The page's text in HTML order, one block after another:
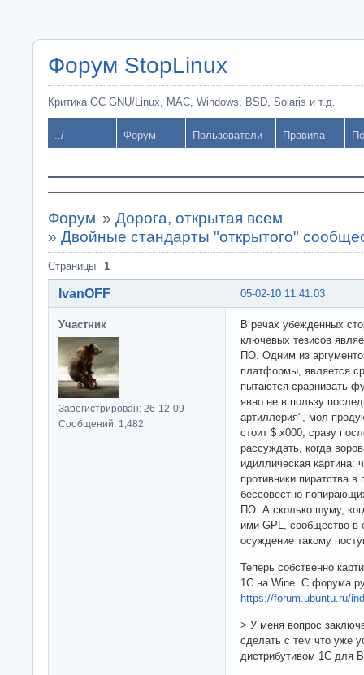
Форум StopLinux
Критика ОС GNU/Linux, MAC, Windows, BSD, Solaris и т.д.
../ Форум Пользователи Правила
Форум » Дорога, открытая всем
» Двойные стандарты "открытого"
Страницы 1
05-02-10 11:41:03
IvanOFF
Участник
Зарегистрирован: 26-12-09
Сообщений: 1,482
В речах убежденных
ключевых тезисов
ПО. Одним из
платформы, является
пытаются сравнивать
явно не в пользу
артиллерия", мол
стоит $ х000, сразу
рассуждать, когда
идиллическая картина:
противники пиратства
бессовестно
ПО. А сколько шуму,
ими GPL, сообщество
осуждение такому
Теперь собственно
1С на Wine. С форума
https://forum.ubuntu.ru/
> У меня вопрос
сделать с тем что уже
дистрибутивом 1С для